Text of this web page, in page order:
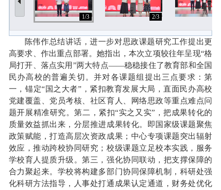
1/3 2/3
陈伟作总结讲话，进一步对思政课题研究工作提出更
高要求、作出重点部署。她指出，本次立项较往年呈现“格
局打开、落点实用”两大特点——稳稳接住了教育部和全国
民办高校的普遍关切。并对各课题组提出三点要求：第
一，锚定“国之大者”，紧扣教育发展大局，直面民办高校
党建覆盖、党员考核、社区育人、网络思政等重点难点问
题开展精准研究。第二，紧扣“实之又实”，把成果转化的
质量效益抓出来，分层推进成果转化。即国家级课题聚焦
政策赋能，打造高层次资政成果；中心专项课题突出辐射
效应，推动跨校协同研究；校级课题立足校本实践，服务
学校育人提质升级。第三，强化协同联动，把支撑保障的
合力聚起来。学校将构建多部门协同保障机制，科研处强
化科研方法指导，人事处打通成果认定通道，财务处优化